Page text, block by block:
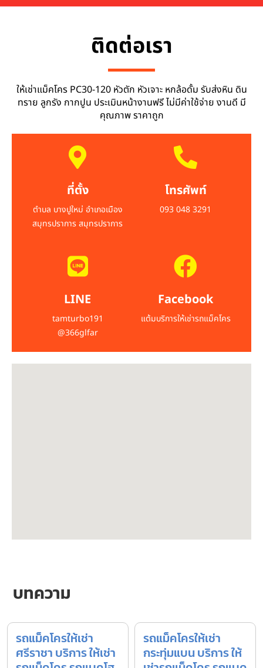
ติดต่อเรา
ให้เช่าแม็คโคร PC30-120 หัวตัก หัวเจาะ หกล้อดั้ม รับส่งหิน ดิน
ทราย ลูกรัง กากปูน ประเมินหน้างานฟรี ไม่มีค่าใช้จ่าย งานดี มี
คุณภาพ ราคาถูก
ที่ตั้ง
ตำบล บางปูใหม่ อำเภอเมือง
สมุทรปราการ สมุทรปราการ
โทรศัพท์
093 048 3291
LINE
tamturbo191
@366glfar
Facebook
แต้มบริการให้เช่ารถแม็คโคร
บทความ
รถแม็คโครให้เช่า
ศรีราชา บริการ ให้เช่า
รถแม็คโครให้เช่า
กระทุ่มแบน บริการ ให้